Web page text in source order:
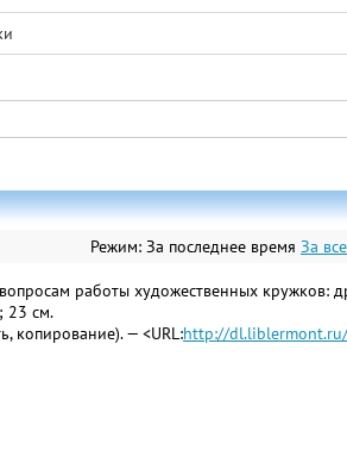
Режим: За последнее время За
работы художественных кружков:
23 см.
копирование). — <URL:http://